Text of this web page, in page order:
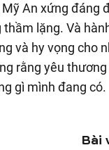
An xứng đáng
lặng. Và
và hy vọng cho
rằng yêu
gì mình đang có.
Bài